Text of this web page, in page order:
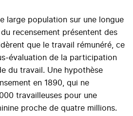
large population sur une longue
recensement présentent des
que le travail rémunéré, ce
évaluation de la participation
du travail. Une hypothèse
en 1890, qui ne
travailleuses pour une
proche de quatre millions.